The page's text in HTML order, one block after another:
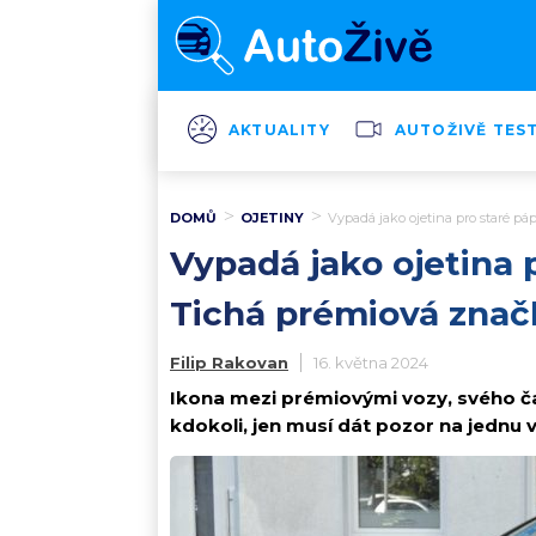
AKTUALITY AUTOŽIVĚ
DOMŮ OJETINY Vypadá jako ojetina pro staré
Vypadá jako ojetina
Tichá prémiová
Filip Rakovan 16. května 2024
Ikona mezi prémiovými vozy, svého
kdokoli, jen musí dát pozor na jednu